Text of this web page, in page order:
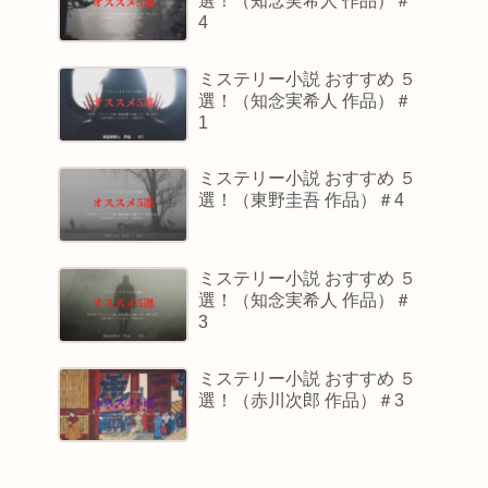
4
ミステリー小説 おすすめ ５
選！（知念実希人 作品）＃
1
ミステリー小説 おすすめ ５
選！（東野圭吾 作品）＃4
ミステリー小説 おすすめ ５
選！（知念実希人 作品）＃
3
ミステリー小説 おすすめ ５
選！（赤川次郎 作品）＃3